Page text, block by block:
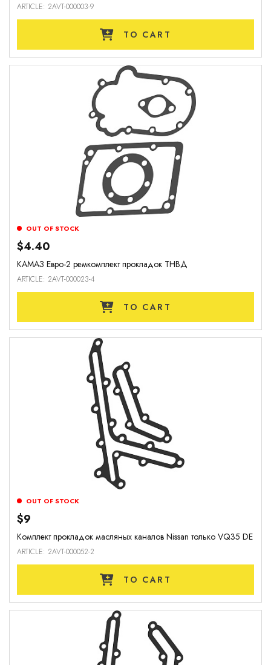
ARTICLE: 2AVT-000003-9
TO CART
КАМАЗ Евро-2 ремкомплект прокладок ТНВД
ARTICLE: 2AVT-000023-4
OUT OF STOCK
$4.40
TO CART
Комплект прокладок масляных каналов Nissan только VQ35 DE
ARTICLE: 2AVT-000052-2
OUT OF STOCK
$9
TO CART